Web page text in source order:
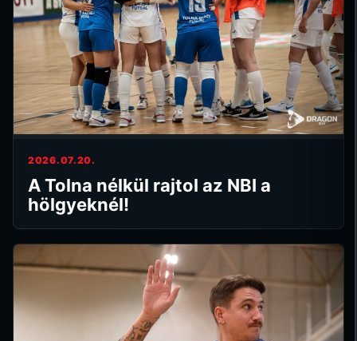
2026.07.20.
A Tolna nélkül rajtol az NBI a
hölgyeknél!